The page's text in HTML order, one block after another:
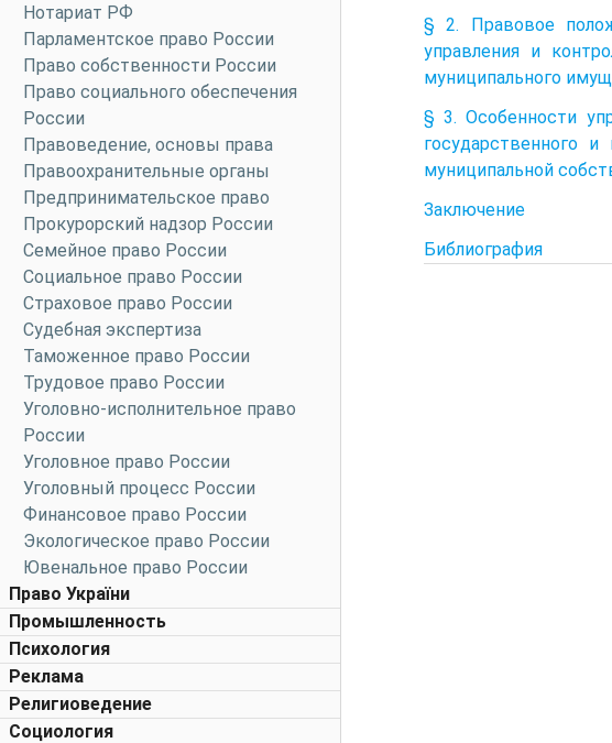
Нотариат РФ
Парламентское право России
Право собственности России
Право социального обеспечения
России
Правоведение, основы права
Правоохранительные органы
Предпринимательское право
Прокурорский надзор России
Семейное право России
Социальное право России
Страховое право России
Судебная экспертиза
Таможенное право России
Трудовое право России
Уголовно-исполнительное право
России
Уголовное право России
Уголовный процесс России
Финансовое право России
Экологическое право России
Ювенальное право России
Право України
Промышленность
Психология
Реклама
Религиоведение
Социология
§ 2. Правовое
управления и
муниципального
§ 3. Особенности
государственного
муниципальной
Заключение
Библиография